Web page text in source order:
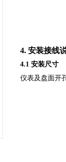
4. 安装接线
4.1 安装尺寸
仪表及盘面开